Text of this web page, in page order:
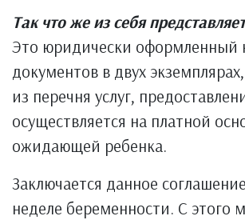
Так что же из себя
Это юридически оформленный
документов в двух
из перечня услуг,
осуществляется на платной
ожидающей ребенка.
Заключается данное
неделе беременности. С этого